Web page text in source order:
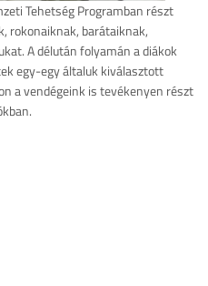
Tehetség Programban részt
rokonaiknak, barátaiknak,
A délután folyamán a diákok
egy-egy általuk kiválasztott
a vendégeink is tevékenyen részt